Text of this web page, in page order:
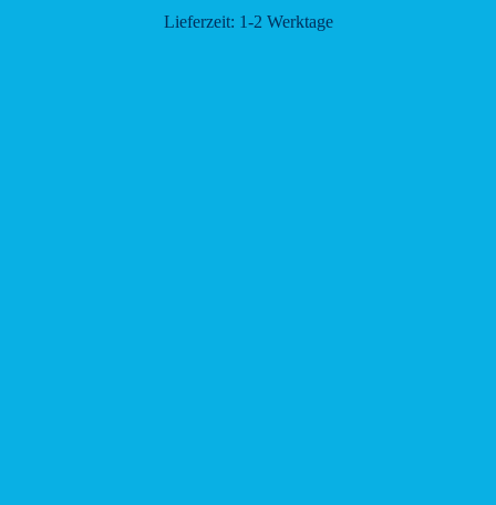
Lieferzeit: 1-2 Werktage